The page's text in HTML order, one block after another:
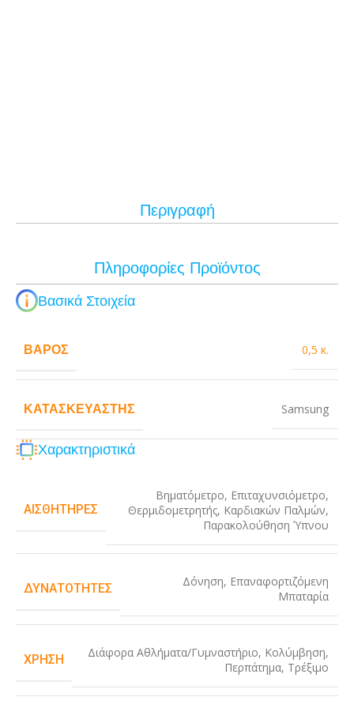
Περιγραφή
Πληροφορίες Προϊόντος
Βασικά Στοιχεία
ΒΆΡΟΣ 0,5 κ.
ΚΑΤΑΣΚΕΥΑΣΤΉΣ Samsung
Χαρακτηριστικά
ΑΙΣΘΗΤΉΡΕΣ
Βηματόμετρο, Επιταχυνσιόμετρο,
Θερμιδομετρητής, Καρδιακών Παλμών,
Παρακολούθηση Ύπνου
ΔΥΝΑΤΌΤΗΤΕΣ Δόνηση, Επαναφορτιζόμενη
Μπαταρία
ΧΡΉΣΗ Διάφορα Αθλήματα/Γυμναστήριο, Κολύμβηση,
Περπάτημα, Τρέξιμο